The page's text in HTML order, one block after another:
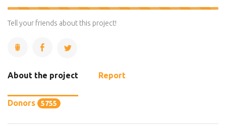
100%
Complete
Tell your friends about this project!
About the project Report
Donors 5755